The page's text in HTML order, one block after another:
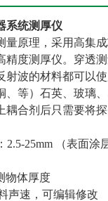
系统测厚仪
原理，采用高集
度测厚仪。穿透
波的材料都可以
等）石英、玻璃
合剂后只需要将
25mm （表面涂
物体厚度
声速，可编辑修改